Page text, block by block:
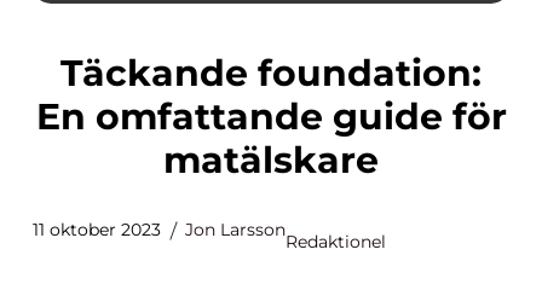
Täckande foundation:
En omfattande guide för
matälskare
11 oktober 2023 Jon Larsson
Redaktionel